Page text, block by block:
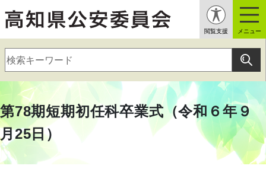
閲覧支援 メニュー
第78期短期初任科卒業式（令和６年９
月25日）